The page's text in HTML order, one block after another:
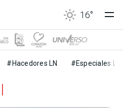
16°
#Hacedores LN #Especiales LN